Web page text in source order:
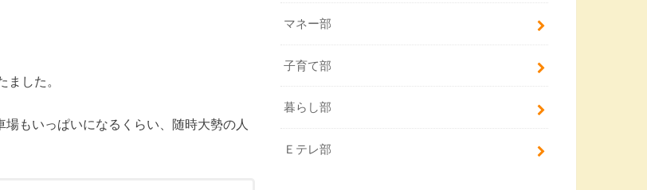
した。
もいっぱいになるくらい、随時大勢の人
マネー部
子育て部
暮らし部
Ｅテレ部